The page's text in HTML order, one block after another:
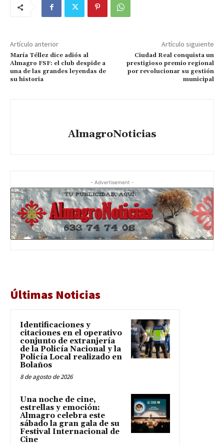
Artículo anterior
María Téllez dice adiós al
Almagro FSF: el club despide a
una de las grandes leyendas de
su historia
Artículo siguiente
Ciudad Real conquista un
prestigioso premio regional
por revolucionar su gestión
municipal
AlmagroNoticias
- Advertisement -
Últimas Noticias
Identificaciones y
citaciones en el operativo
conjunto de extranjería
de la Policía Nacional y la
Policía Local realizado en
Bolaños
8 de agosto de 2026
Una noche de cine,
estrellas y emoción:
Almagro celebra este
sábado la gran gala de su
Festival Internacional de
Cine